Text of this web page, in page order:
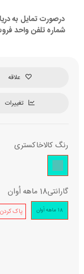
درصورت تمایل به
شماره تلفن واحد فروش 021.88228242 تماس حاصل
علاقه
تغییرات
رنگ کالاخاکستری
گارانتی18 ماهه اُوان
18 ماهه اُوان پاک کردن